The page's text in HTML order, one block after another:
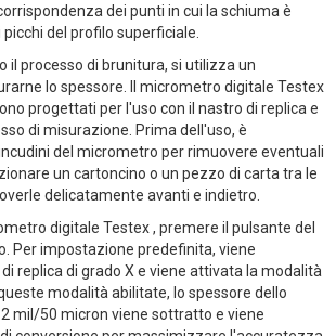
dei punti in cui la schiuma è
del profilo superficiale.
il processo di brunitura, si utilizza un
lo spessore. Il micrometro digitale Testex
progettati per l'uso con il nastro di replica e
di misurazione. Prima dell'uso, è
del micrometro per rimuovere eventuali
un cartoncino o un pezzo di carta tra le
delicatamente avanti e indietro.
digitale Testex , premere il pulsante del
Per impostazione predefinita, viene
replica di grado X e viene attivata la modalità
modalità abilitate, lo spessore dello
mil/50 micron viene sottratto e viene